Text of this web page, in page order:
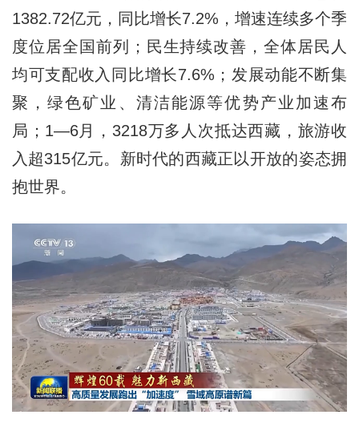
1382.72亿元，同比增长7.2%，增速连续多个季
度位居全国前列；民生持续改善，全体居民人
均可支配收入同比增长7.6%；发展动能不断集
聚，绿色矿业、清洁能源等优势产业加速布
局；1—6月，3218万多人次抵达西藏，旅游收
入超315亿元。新时代的西藏正以开放的姿态拥
抱世界。